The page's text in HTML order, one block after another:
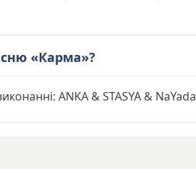
«Карма»?
ANKA & STASYA & NaYada